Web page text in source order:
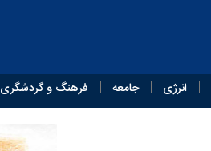
انرژی جامعه فرهنگ و گردشگری